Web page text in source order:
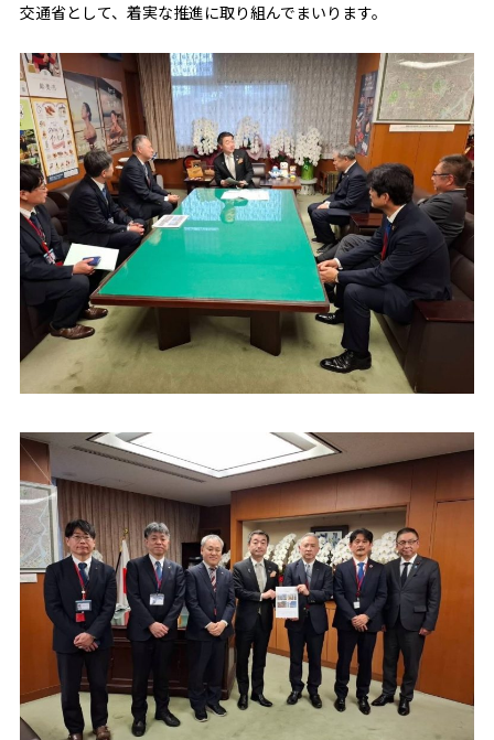
交通省として、着実な推進に取り組んでまいります。